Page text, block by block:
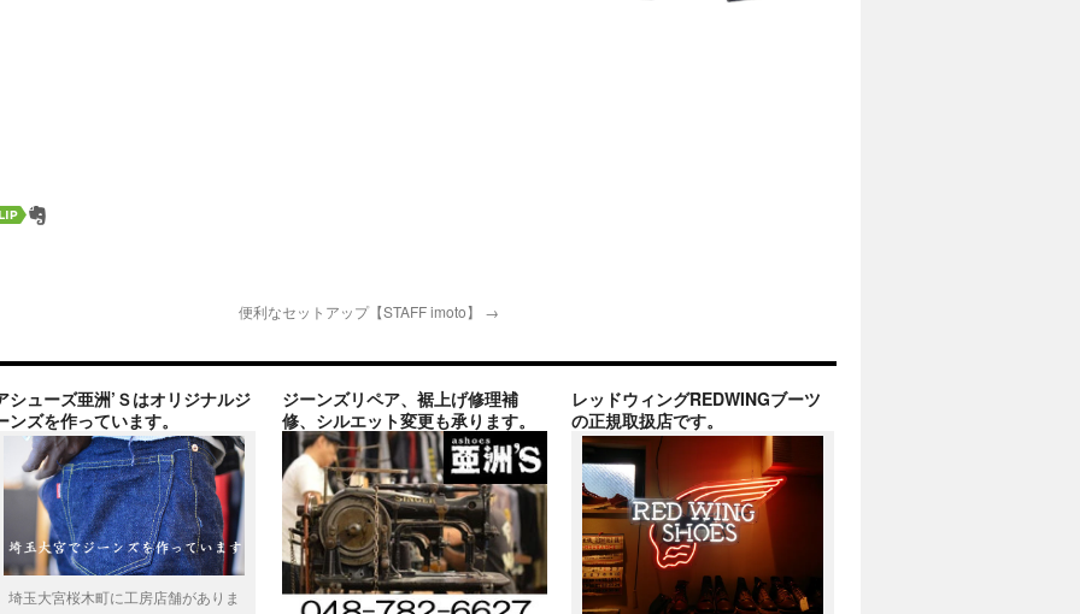
便利なセットアップ【STAFF imoto】 →
シューズ亜洲’Ｓはオリジナルジ
ンズを作っています。
埼玉大宮桜木町に工房店舗がありま
ジーンズリペア、裾上げ修理補
修、シルエット変更も承ります。
レッドウィングREDWINGブーツ
の正規取扱店です。